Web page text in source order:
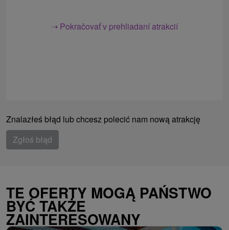
➝ Pokračovať v prehliadaní atrakcií
Znalazłeś błąd lub chcesz polecić nam nową atrakcję
Zgłoś błąd
TE OFERTY MOGĄ PAŃSTWO
BYĆ TAKŻE
ZAINTERESOWANY